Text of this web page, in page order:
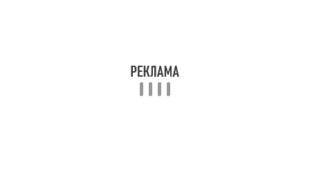
Кофе в разных ложках